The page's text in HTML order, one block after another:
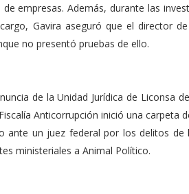
empresas. Además, durante las
Gavira aseguró que el director
no presentó pruebas de ello.
de la Unidad Jurídica de Liconsa
Anticorrupción inició una carpeta
ante un juez federal por los delitos
ministeriales a Animal Político.